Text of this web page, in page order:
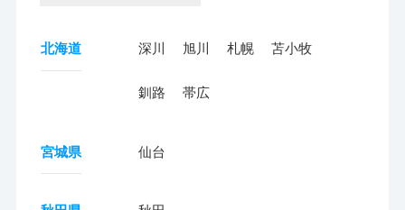
北海道 深川 旭川 札幌 苫小牧
釧路 帯広
宮城県 仙台